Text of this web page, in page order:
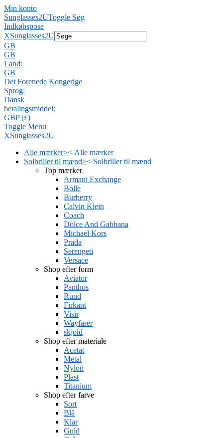
Min konto
Sunglasses2UToggle Søg
Indkøbspose
XSunglasses2U
GB
GB
Land:
GB
Det Forenede Kongerige
Sprog:
Dansk
betalingsmiddel:
GBP (£)
Toggle Menu
XSunglasses2U
Alle mærker>< Alle mærker
Solbriller til mænd>< Solbriller til mænd
Top mærker
Armani Exchange
Bolle
Burberry
Calvin Klein
Coach
Dolce And Gabbana
Michael Kors
Prada
Serengeti
Versace
Shop efter form
Aviator
Panthos
Rund
Firkant
Visir
Wayfarer
skjold
Shop efter materiale
Acetat
Metal
Nylon
Plast
Titanium
Shop efter farve
Sort
Blå
Klar
Guld